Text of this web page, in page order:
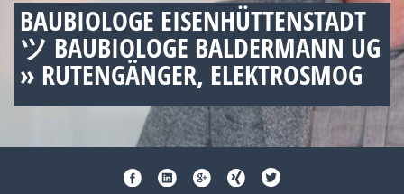
BAUBIOLOGE EISENHÜTTENSTADT
ツ BAUBIOLOGE BALDERMANN UG
» RUTENGÄNGER, ELEKTROSMOG